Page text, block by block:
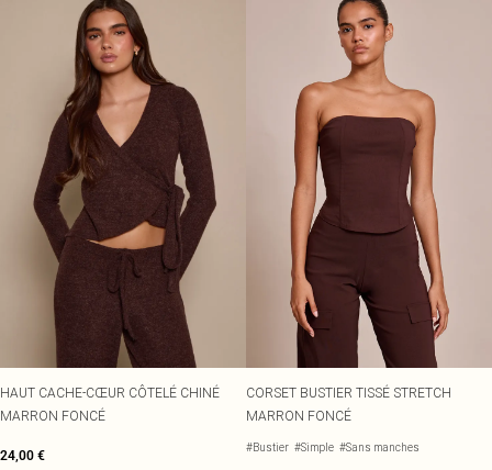
HAUT CACHE-CŒUR CÔTELÉ CHINÉ
MARRON FONCÉ
24,00 €
CORSET BUSTIER TISSÉ STRETCH
MARRON FONCÉ
#Bustier #Simple #Sans manches